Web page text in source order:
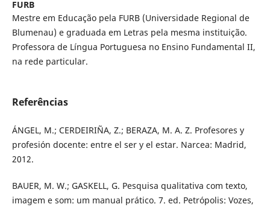
FURB
Mestre em Educação pela FURB (Universidade Regional de
Blumenau) e graduada em Letras pela mesma instituição.
Professora de Língua Portuguesa no Ensino Fundamental II,
na rede particular.
Referências
ÁNGEL, M.; CERDEIRIÑA, Z.; BERAZA, M. A. Z. Profesores y
profesión docente: entre el ser y el estar. Narcea: Madrid,
2012.
BAUER, M. W.; GASKELL, G. Pesquisa qualitativa com texto,
imagem e som: um manual prático. 7. ed. Petrópolis: Vozes,